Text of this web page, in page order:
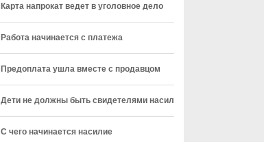
Карта напрокат ведет в уголовное дело
Работа начинается с платежа
Предоплата ушла вместе с продавцом
Дети не должны быть свидетелями насилия
С чего начинается насилие